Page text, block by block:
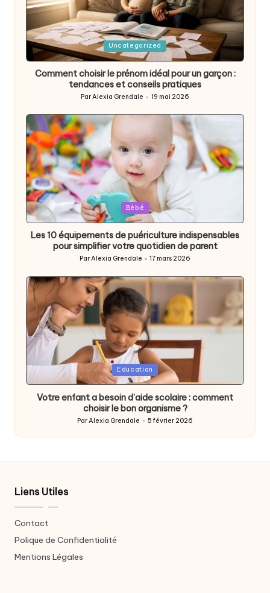
Posted
Uncategorized
Comment choisir le prénom idéal pour un garçon :
tendances et conseils pratiques
Posted
by
ParAlexia Grendale 19 mai 2026
Posted
in
Bébé
Les 10 équipements de puériculture indispensables
pour simplifier votre quotidien de parent
ParAlexia Grendale 17 mars 2026
Education
Votre enfant a besoin d’aide scolaire : comment
choisir le bon organisme ?
Posted
by
ParAlexia Grendale 5 février 2026
Liens Utiles
Contact
Polique de Confidentialité
Mentions Légales